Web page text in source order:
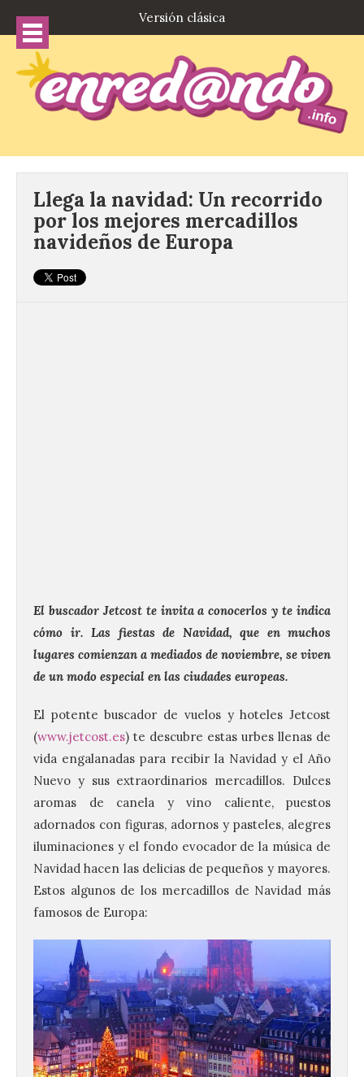
Versión clásica
Llega la navidad: Un recorrido
por los mejores mercadillos
navideños de Europa
El buscador Jetcost te invita a conocerlos y te indica
cómo ir. Las fiestas de Navidad, que en muchos
lugares comienzan a mediados de noviembre, se viven
de un modo especial en las ciudades europeas.
El potente buscador de vuelos y hoteles Jetcost
(www.jetcost.es) te descubre estas urbes llenas de
vida engalanadas para recibir la Navidad y el Año
Nuevo y sus extraordinarios mercadillos. Dulces
aromas de canela y vino caliente, puestos
adornados con figuras, adornos y pasteles, alegres
iluminaciones y el fondo evocador de la música de
Navidad hacen las delicias de pequeños y mayores.
Estos algunos de los mercadillos de Navidad más
famosos de Europa: